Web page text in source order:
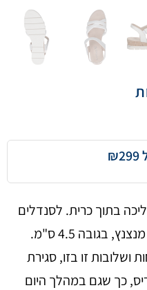
בתוך כרית. לסנדלים
פלטפורמת שעם ובצבוצי כסף מנצנץ, בגובה 4.5 ס"מ.
ושלובות זו בזו, סגירת
כך שגם במהלך היום